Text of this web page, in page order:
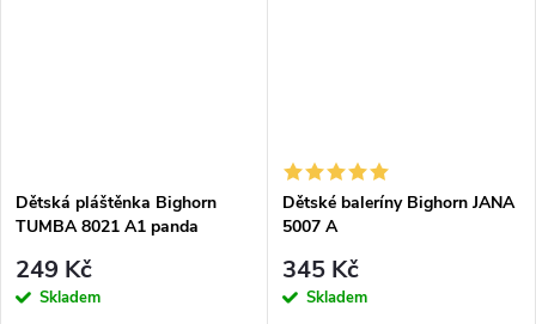
Dětská pláštěnka Bighorn
TUMBA 8021 A1 panda
249 Kč
Skladem
Dětské baleríny Bighorn JANA
5007 A
345 Kč
Skladem